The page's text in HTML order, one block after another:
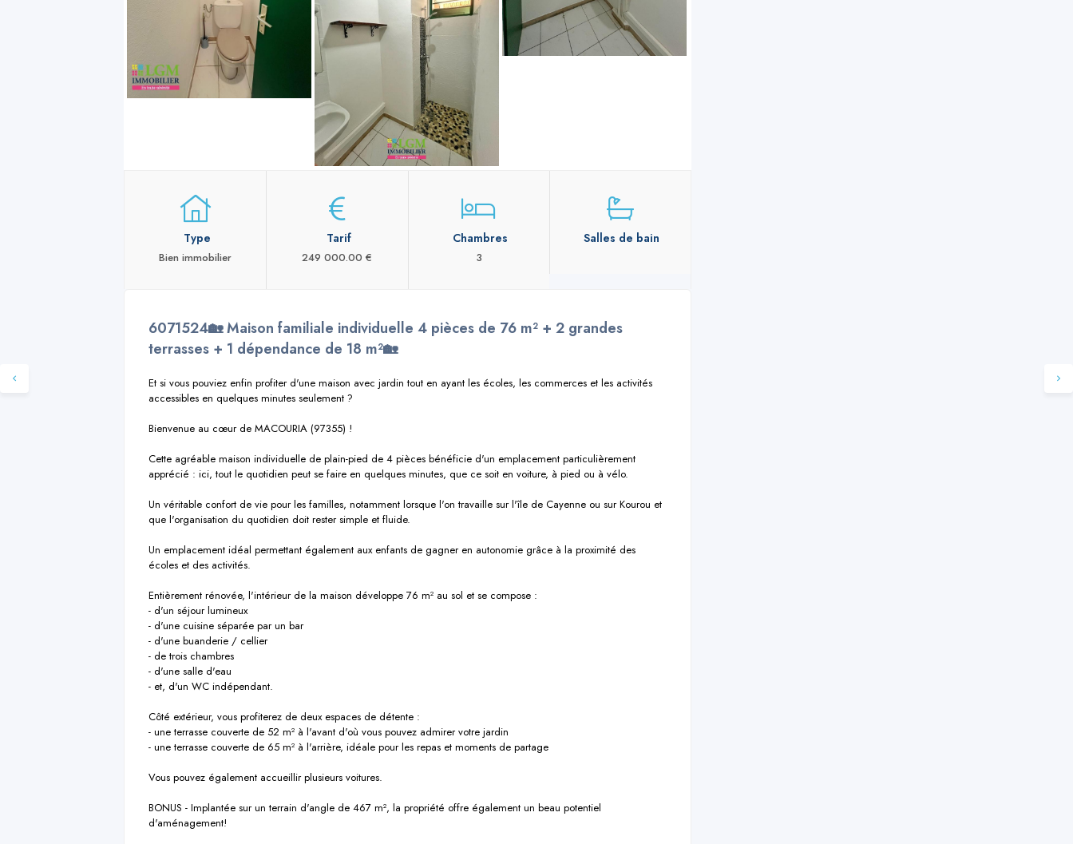
Type
Bien immobilier
Tarif
249 000.00 €
Chambres
3
Salles de bain
6071524🏡 Maison familiale individuelle 4 pièces de 76 m² + 2 grandes
terrasses + 1 dépendance de 18 m²🏡
Et si vous pouviez enfin profiter d'une maison avec jardin tout en ayant les écoles, les commerces et les activités
accessibles en quelques minutes seulement ?
Bienvenue au cœur de MACOURIA (97355) !
Cette agréable maison individuelle de plain-pied de 4 pièces bénéficie d'un emplacement particulièrement
apprécié : ici, tout le quotidien peut se faire en quelques minutes, que ce soit en voiture, à pied ou à vélo.
Un véritable confort de vie pour les familles, notamment lorsque l'on travaille sur l'île de Cayenne ou sur Kourou et
que l'organisation du quotidien doit rester simple et fluide.
Un emplacement idéal permettant également aux enfants de gagner en autonomie grâce à la proximité des
écoles et des activités.
Entièrement rénovée, l'intérieur de la maison développe 76 m² au sol et se compose :
- d'un séjour lumineux
- d'une cuisine séparée par un bar
- d'une buanderie / cellier
- de trois chambres
- d'une salle d'eau
- et, d'un WC indépendant.
Côté extérieur, vous profiterez de deux espaces de détente :
- une terrasse couverte de 52 m² à l'avant d'où vous pouvez admirer votre jardin
- une terrasse couverte de 65 m² à l'arrière, idéale pour les repas et moments de partage
Vous pouvez également accueillir plusieurs voitures.
BONUS - Implantée sur un terrain d'angle de 467 m², la propriété offre également un beau potentiel
d'aménagement!